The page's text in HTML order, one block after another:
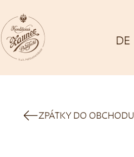
DE
ZPÁTKY DO OBCHODU